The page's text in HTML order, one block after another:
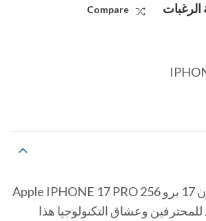
الرغبات Compare
يعتبر هاتف ابل ايفون 17 برو 256 Apple IPHONE 17 PRO
للمحترفين وعشاق التكنولوجيا هذا